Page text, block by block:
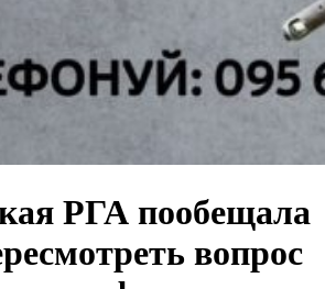
РГА пообещала
вопрос